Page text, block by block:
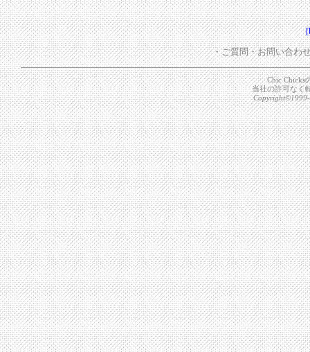
・ご質問・お問い合わ
Chic Chicks
当社の許可なく
Copyright©1999-